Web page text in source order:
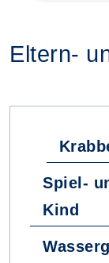
Eltern-
Spiel-
Kind